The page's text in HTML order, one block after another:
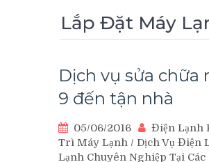
Lắp Đặt Máy
Dịch vụ sửa chữa
9 đến tận nhà
05/06/2016 Điện Lạnh
Trì Máy Lạnh / Dịch Vụ Điện
Lạnh Chuyên Nghiệp Tại Các